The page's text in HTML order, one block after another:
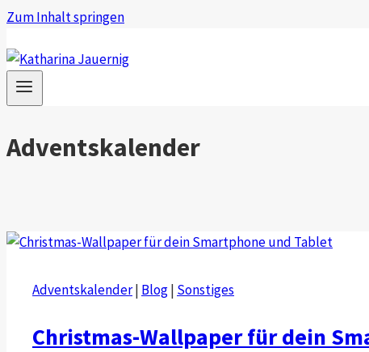
Zum Inhalt springen
Adventskalender
Adventskalender| Blog| Sonstiges
Christmas-Wallpaper für dein